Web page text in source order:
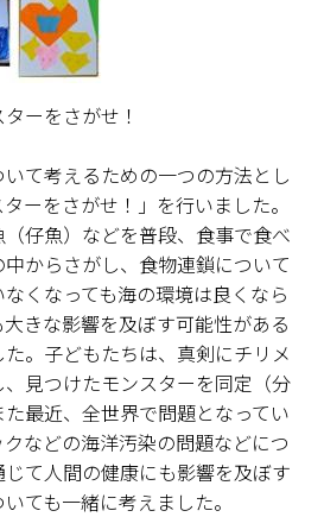
ーをさがせ！
て考えるための一つの方法とし
ーをさがせ！」を行いました。
仔魚）などを普段、食事で食べ
からさがし、食物連鎖について
くなっても海の環境は良くなら
きな影響を及ぼす可能性がある
。子どもたちは、真剣にチリメ
見つけたモンスターを同定（分
最近、全世界で問題となってい
などの海洋汚染の問題などにつ
て人間の健康にも影響を及ぼす
ても一緒に考えました。